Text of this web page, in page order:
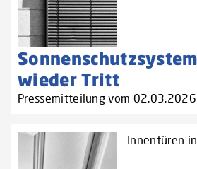
wieder Tritt
Pressemitteilung vom 02.03.2026
Innentüren